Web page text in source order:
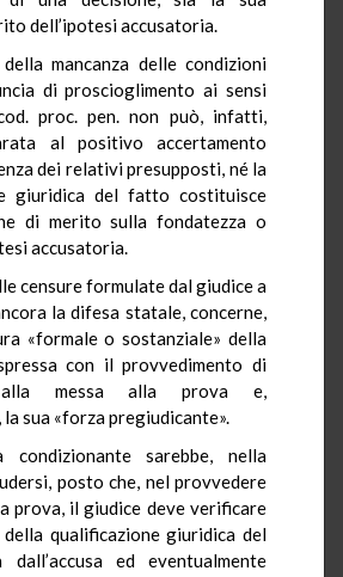
dell’ipotesi accusatoria.
mancanza delle condizioni
di proscioglimento ai sensi
proc. pen. non può, infatti,
al positivo accertamento
dei relativi presupposti, né la
giuridica del fatto costituisce
di merito sulla fondatezza o
accusatoria.
censure formulate dal giudice a
la difesa statale, concerne,
«formale o sostanziale» della
con il provvedimento di
alla messa alla prova e,
sua «forza pregiudicante».
condizionante sarebbe, nella
posto che, nel provvedere
prova, il giudice deve verificare
qualificazione giuridica del
ed eventualmente